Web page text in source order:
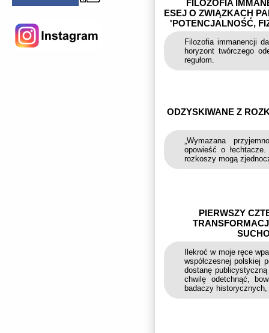
FILOZOFIA
ESEJ O ZWIĄZKACH
'POTENCJALNOŚĆ,
Filozofia immanencji
horyzont twórczego
regułom.
ODZYSKIWANE Z
„Wymazana
opowieść o
rozkoszy mogą
PIERWSZY
Ilekroć w moje ręce
współczesnej polskiej
dostanę
chwilę odetchnąć,
badaczy